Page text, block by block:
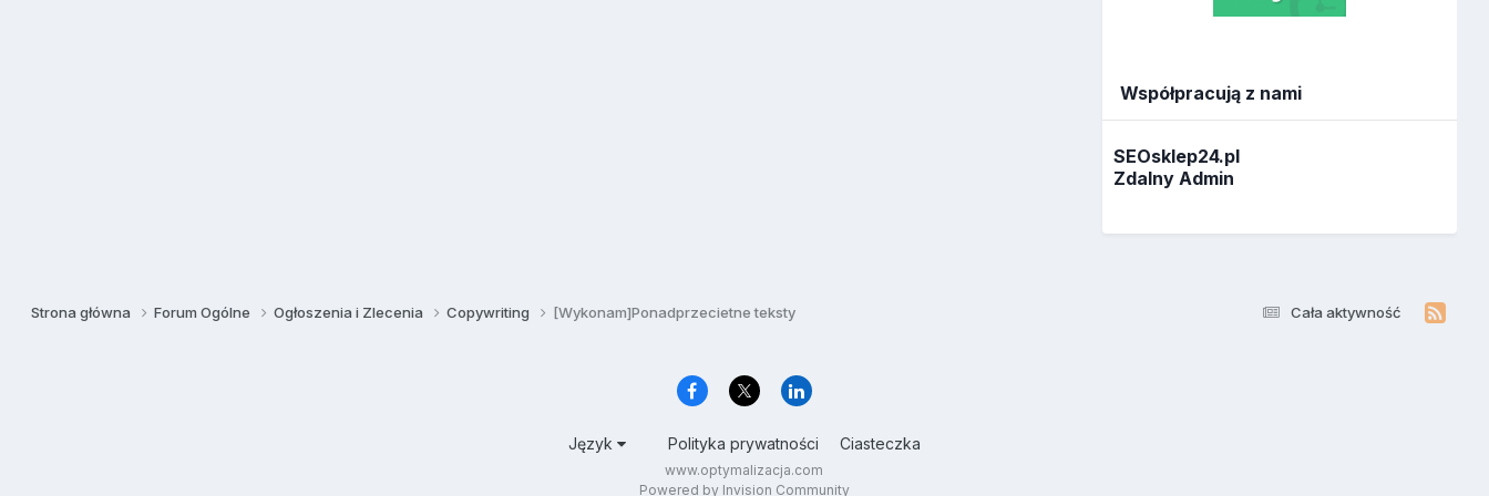
Współpracują z nami
SEOsklep24.pl
Zdalny Admin
Cała aktywność
Strona główna Forum Ogólne Ogłoszenia i Zlecenia Copywriting [Wykonam]Ponadprzecietne teksty
Język Polityka prywatności Ciasteczka
www.optymalizacja.com
Powered by Invision Community